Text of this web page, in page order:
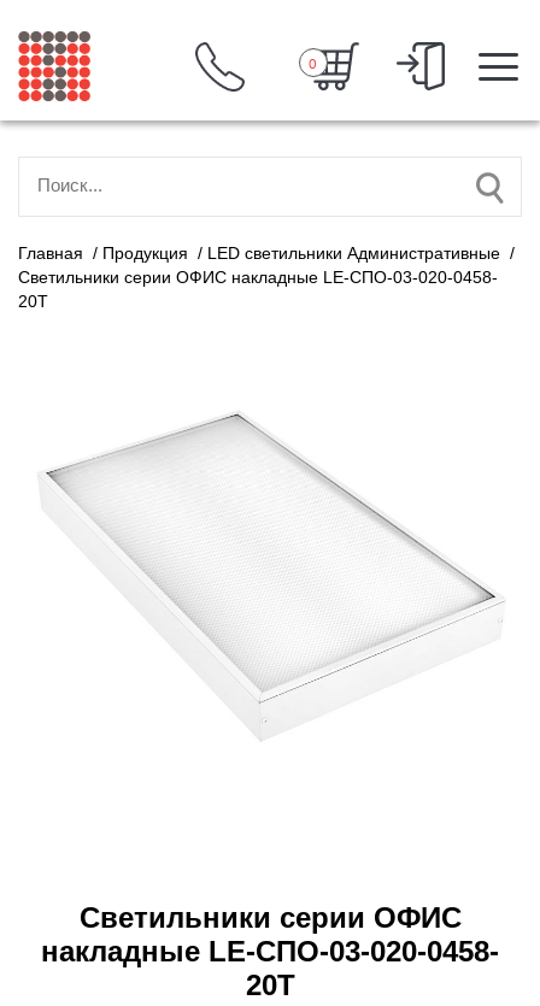
0
Главная / Продукция / LED светильники Административные /
Светильники серии ОФИС накладные LE-СПО-03-020-0458-
20Т
Светильники серии ОФИС
накладные LE-СПО-03-020-0458-
20Т